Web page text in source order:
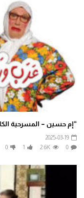
“إم حسين – المسرحية
2025-03-19
0
2.6K
1
0